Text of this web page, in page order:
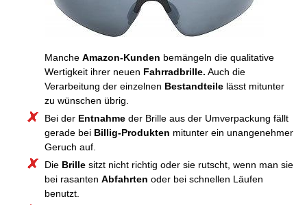
Manche Amazon-Kunden bemängeln die qualitative
Wertigkeit ihrer neuen Fahrradbrille. Auch die
Verarbeitung der einzelnen Bestandteile lässt mitunter
zu wünschen übrig.
Bei der Entnahme der Brille aus der Umverpackung fällt
gerade bei Billig-Produkten mitunter ein unangenehmer
Geruch auf.
Die Brille sitzt nicht richtig oder sie rutscht, wenn man sie
bei rasanten Abfahrten oder bei schnellen Läufen
benutzt.